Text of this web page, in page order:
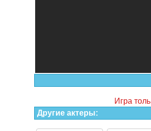
Игра
Другие актеры: